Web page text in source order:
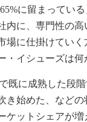
に留まってい
に、専門性の
に仕掛けてい
イシューズは何
に成熟した段
始めた、など
ットシェアが